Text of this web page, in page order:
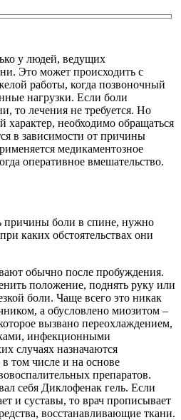
у людей, ведущих
Это может происходить с
работы, когда позвоночный
нагрузки. Если боли
то лечения не требуется. Но
характер, необходимо обращаться
в зависимости от причины
медикаментозное
оперативное вмешательство.
причины боли в спине, нужно
каких обстоятельствах они
обычно после пробуждения.
положение, поднять руку или
боли. Чаще всего это никак
а обусловлено миозитом –
вызвано переохлаждением,
инфекционными
случаях назначаются
том числе и на основе
препаратов.
себя Диклофенак гель. Если
и суставы, то врач прописывает
восстанавливающие ткани.